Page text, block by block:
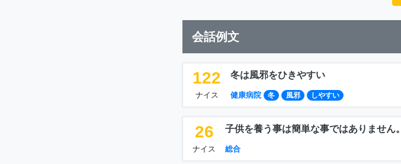
会話例文
122
ナイス
冬は風邪をひきやすい
健康病院 冬 風邪 しやすい
26
ナイス
子供を養う事は簡単な事ではありません。
総合